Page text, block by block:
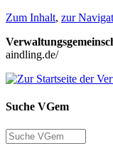
Zum Inhalt, zur
aindling.de/
Suche VGem